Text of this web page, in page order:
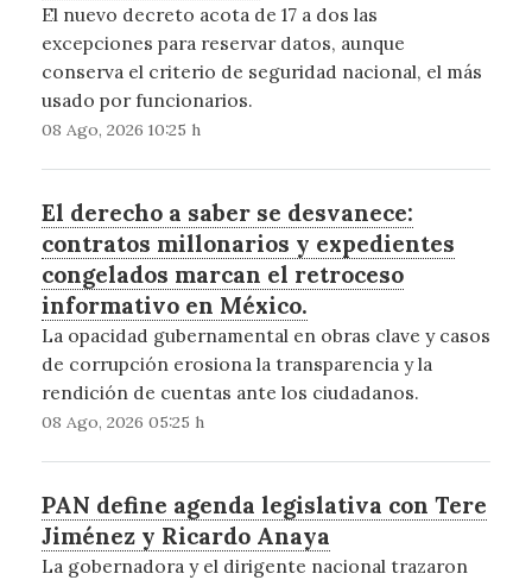
El nuevo decreto acota de 17 a dos las
excepciones para reservar datos, aunque
conserva el criterio de seguridad nacional, el más
usado por funcionarios.
08 Ago, 2026 10:25 h
El derecho a saber se desvanece:
contratos millonarios y expedientes
congelados marcan el retroceso
informativo en México.
La opacidad gubernamental en obras clave y casos
de corrupción erosiona la transparencia y la
rendición de cuentas ante los ciudadanos.
08 Ago, 2026 05:25 h
PAN define agenda legislativa con Tere
Jiménez y Ricardo Anaya
La gobernadora y el dirigente nacional trazaron